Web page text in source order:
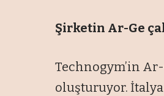
Şirketin Ar-Ge
Technogym’in
oluşturuyor.